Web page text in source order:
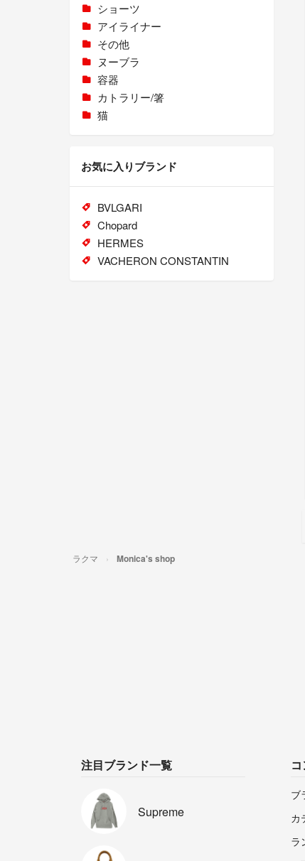
ショーツ
アイライナー
その他
ヌーブラ
容器
カトラリー/箸
猫
お気に入りブランド
BVLGARI
Chopard
HERMES
VACHERON CONSTANTIN
ラクマ Monica's shop
注目ブランド一覧
Supreme
ブ
カ
ラ